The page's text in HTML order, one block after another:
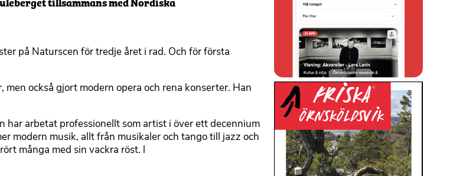
på Naturscen för tredje året i rad. Och för första
också gjort modern opera och rena konserter. Han
har arbetat professionellt som artist i över ett decennium
modern musik, allt från musikaler och tango till jazz och
många med sin vackra röst. l